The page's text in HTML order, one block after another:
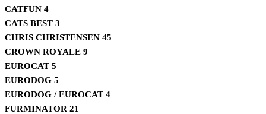
CATFUN 4
CATS BEST 3
CHRIS CHRISTENSEN 45
CROWN ROYALE 9
EUROCAT 5
EURODOG 5
EURODOG / EUROCAT 4
FURMINATOR 21